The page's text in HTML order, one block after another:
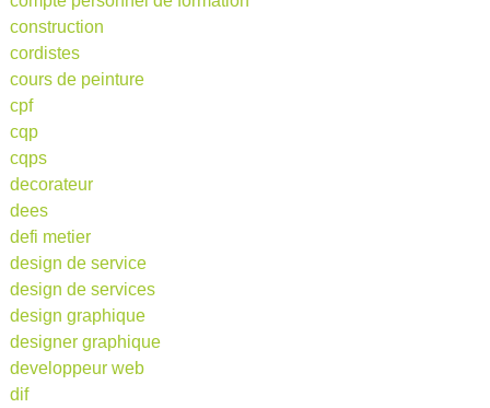
construction
cordistes
cours de peinture
cpf
cqp
cqps
decorateur
dees
defi metier
design de service
design de services
design graphique
designer graphique
developpeur web
dif